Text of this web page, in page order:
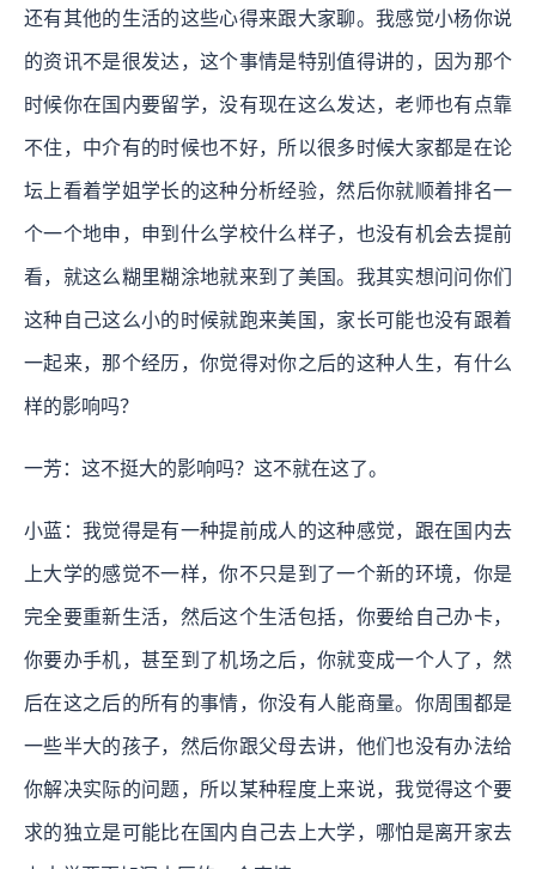
还有其他的生活的这些心得来跟大家聊。我感觉小杨你说
的资讯不是很发达，这个事情是特别值得讲的，因为那个
时候你在国内要留学，没有现在这么发达，老师也有点靠
不住，中介有的时候也不好，所以很多时候大家都是在论
坛上看着学姐学长的这种分析经验，然后你就顺着排名一
个一个地申，申到什么学校什么样子，也没有机会去提前
看，就这么糊里糊涂地就来到了美国。我其实想问问你们
这种自己这么小的时候就跑来美国，家长可能也没有跟着
一起来，那个经历，你觉得对你之后的这种人生，有什么
样的影响吗？
一芳：这不挺大的影响吗？这不就在这了。
小蓝：我觉得是有一种提前成人的这种感觉，跟在国内去
上大学的感觉不一样，你不只是到了一个新的环境，你是
完全要重新生活，然后这个生活包括，你要给自己办卡，
你要办手机，甚至到了机场之后，你就变成一个人了，然
后在这之后的所有的事情，你没有人能商量。你周围都是
一些半大的孩子，然后你跟父母去讲，他们也没有办法给
你解决实际的问题，所以某种程度上来说，我觉得这个要
求的独立是可能比在国内自己去上大学，哪怕是离开家去